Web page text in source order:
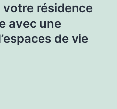
résidence
avec une
de vie